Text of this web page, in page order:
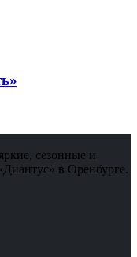
сезонные и
в Оренбурге.